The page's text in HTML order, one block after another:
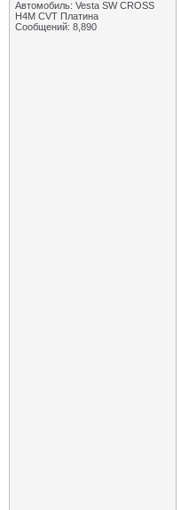
Автомобиль: Vesta SW CROSS
H4M CVT Платина
Сообщений: 8,890